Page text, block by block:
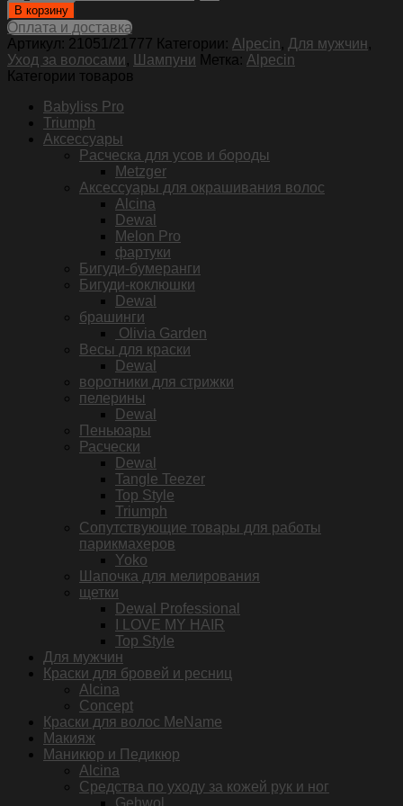
товара
Alpecin
шампунь
против
перхоти
и
выпадения
волос
200мл
В корзину
Оплата и доставка
Артикул: 21051/21777 Категории: Alpecin, Для мужчин,
Уход за волосами, Шампуни Метка: Alpecin
Категории товаров
Babyliss Pro
Triumph
Аксессуары
Pасческа для усов и бороды
Metzger
Аксессуары для окрашивания волос
Alcina
Dewal
Melon Pro
фартуки
Бигуди-бумеранги
Бигуди-коклюшки
Dewal
брашинги
Olivia Garden
Весы для краски
Dewal
воротники для стрижки
пелерины
Dewal
Пеньюары
Расчески
Dewal
Tangle Teezer
Top Style
Triumph
Сопутствующие товары для работы
парикмахеров
Yoko
Шапочка для мелирования
щетки
Dewal Professional
I LOVE MY HAIR
Top Style
Для мужчин
Краски для бровей и ресниц
Alcina
Concept
Краски для волос MeName
Макияж
Маникюр и Педикюр
Alcina
Средства по уходу за кожей рук и ног
Gehwol